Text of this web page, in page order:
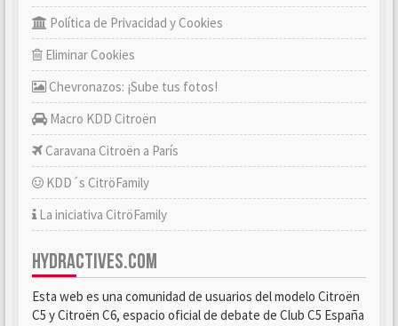
Política de Privacidad y Cookies
Eliminar Cookies
Chevronazos: ¡Sube tus fotos!
Macro KDD Citroën
Caravana Citroën a París
KDD´s CitröFamily
La iniciativa CitröFamily
HYDRACTIVES.COM
Esta web es una comunidad de usuarios del modelo Citroën
C5 y Citroën C6, espacio oficial de debate de Club C5 España